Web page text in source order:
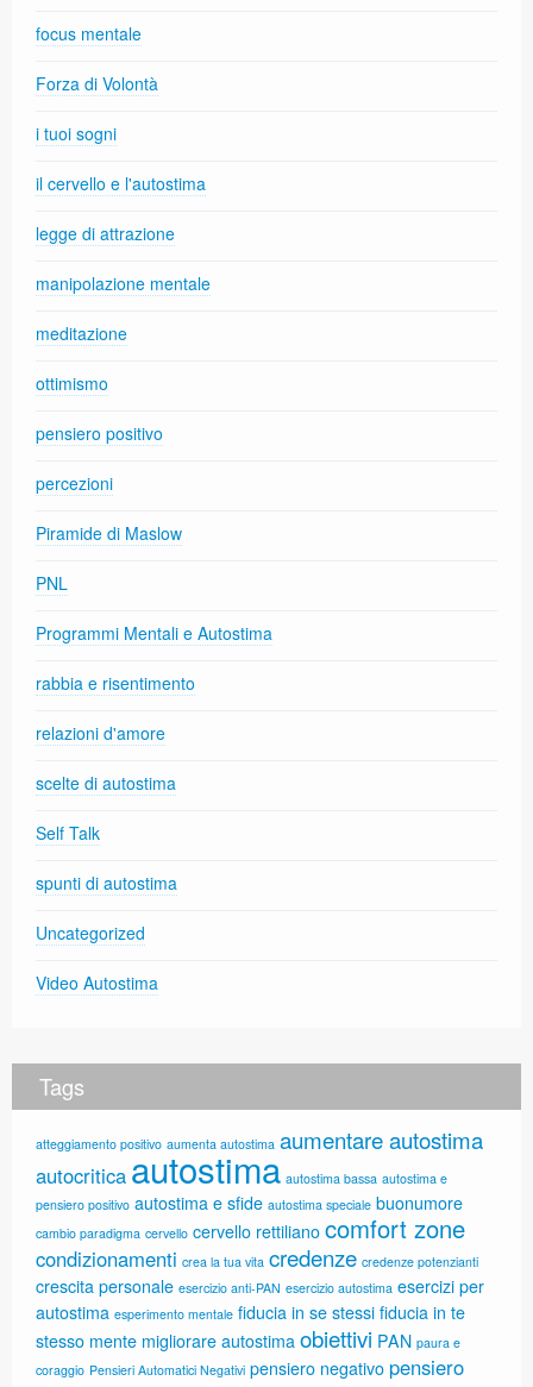
focus mentale
Forza di Volontà
i tuoi sogni
il cervello e l'autostima
legge di attrazione
manipolazione mentale
meditazione
ottimismo
pensiero positivo
percezioni
Piramide di Maslow
PNL
Programmi Mentali e Autostima
rabbia e risentimento
relazioni d'amore
scelte di autostima
Self Talk
spunti di autostima
Uncategorized
Video Autostima
Tags
atteggiamento positivo aumenta autostima aumentare autostima
autocritica autostima autostima bassa autostima e
pensiero positivo autostima e sfide autostima speciale buonumore
cambio paradigma cervello cervello rettiliano comfort zone
condizionamenti crea la tua vita credenze credenze potenzianti
crescita personale esercizio anti-PAN esercizio autostima esercizi per
autostima esperimento mentale fiducia in se stessi fiducia in te
stesso mente migliorare autostima obiettivi PAN paura e
coraggio Pensieri Automatici Negativi pensiero negativo pensiero